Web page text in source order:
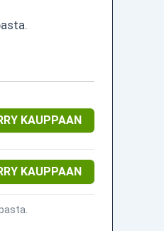
KAUPPAAN
KAUPPAAN